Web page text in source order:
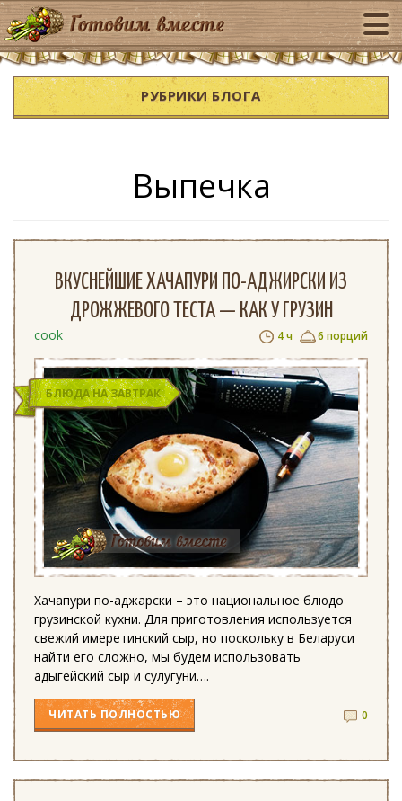
РУБРИКИ БЛОГА
Выпечка
ВКУСНЕЙШИЕ ХАЧАПУРИ ПО-АДЖИРСКИ ИЗ
ДРОЖЖЕВОГО ТЕСТА — КАК У ГРУЗИН
cook 4 ч 6 порций
БЛЮДА НА ЗАВТРАК
Хачапури по-аджарски – это национальное блюдо
грузинской кухни. Для приготовления используется
свежий имеретинский сыр, но поскольку в Беларуси
найти его сложно, мы будем использовать
адыгейский сыр и сулугуни….
ЧИТАТЬ ПОЛНОСТЬЮ 0